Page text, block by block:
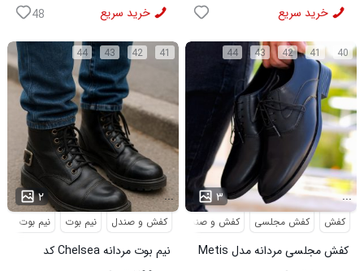
خرید سریع 48 خرید سریع
41
42
43
44
۲ ...
کفش و صندل نیم بوت نیم بوت
نیم بوت مردانه Chelsea کد
40
41
42
43
44
۳ ...
کفش کفش مجلسی کفش و صندل
کفش مجلسی مردانه مدل Metis